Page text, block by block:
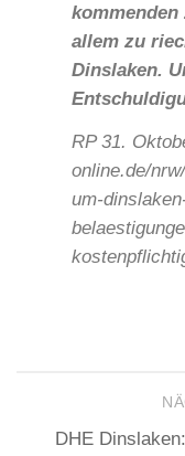
allem zu
Dinslaken.
RP 31.
online.de/
um-
DHE